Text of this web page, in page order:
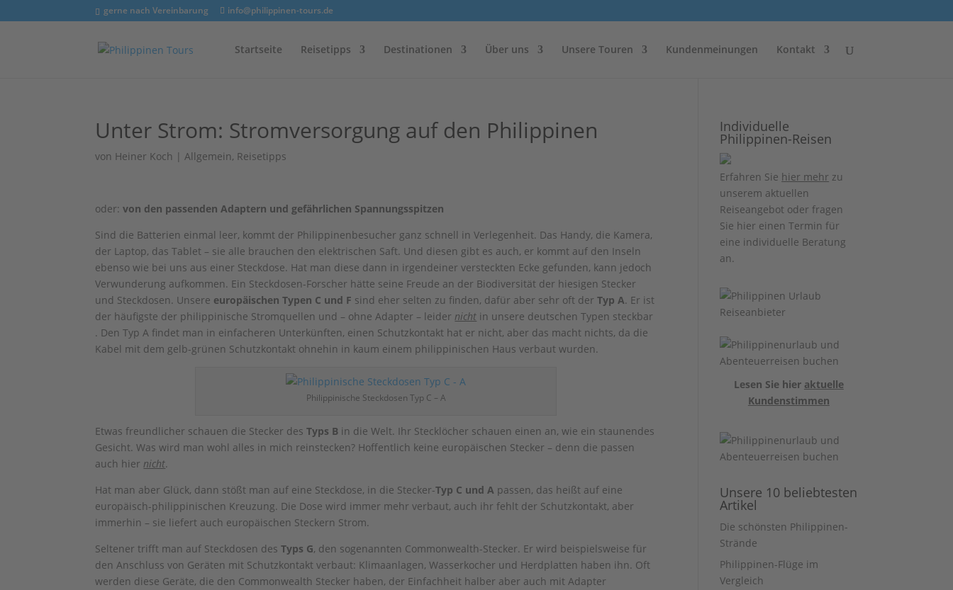
gerne nach Vereinbarung info@philippinen-tours.de
Startseite Reisetipps Destinationen Über uns Unsere Touren Kundenmeinungen Kontakt
Unter Strom: Stromversorgung auf den Philippinen
von Heiner Koch |Allgemein, Reisetipps
oder:von den passenden Adaptern und gefährlichen Spannungsspitzen
Sind die Batterien einmal leer, kommt der Philippinenbesucher ganz schnell in Verlegenheit. Das Handy, die Kamera,
der Laptop, das Tablet – sie alle brauchen den elektrischen Saft. Und diesen gibt es auch, er kommt auf den Inseln
ebenso wie bei uns aus einer Steckdose. Hat man diese dann in irgendeiner versteckten Ecke gefunden, kann jedoch
Verwunderung aufkommen. Ein Steckdosen-Forscher hätte seine Freude an der Biodiversität der hiesigen Stecker
und Steckdosen. Unsere europäischen Typen C und F sind eher selten zu finden, dafür aber sehr oft derTyp A. Er ist
der häufigste der philippinische Stromquellen und – ohne Adapter – leider nicht in unsere deutschen Typen steckbar
. Den Typ A findet man in einfacheren Unterkünften, einen Schutzkontakt hat er nicht, aber das macht nichts, da die
Kabel mit dem gelb-grünen Schutzkontakt ohnehin in kaum einem philippinischen Haus verbaut wurden.
Philippinische Steckdosen Typ C – A
Etwas freundlicher schauen die Stecker desTyps B in die Welt. Ihr Stecklöcher schauen einen an, wie ein staunendes
Gesicht. Was wird man wohl alles in mich reinstecken? Hoffentlich keine europäischen Stecker – denn die passen
auch hier nicht.
Hat man aber Glück, dann stößt man auf eine Steckdose, in die Stecker-Typ C undA passen, das heißt auf eine
europäisch-philippinischen Kreuzung. Die Dose wird immer mehr verbaut, auch ihr fehlt der Schutzkontakt, aber
immerhin – sie liefert auch europäischen Steckern Strom.
Seltener trifft man auf Steckdosen desTyps G, den sogenannten Commonwealth-Stecker. Er wird beispielsweise für
den Anschluss von Geräten mit Schutzkontakt verbaut: Klimaanlagen, Wasserkocher und Herdplatten haben ihn. Oft
werden diese Geräte, die den Commonwealth Stecker haben, der Einfachheit halber aber auch mit Adapter
Individuelle
Philippinen-Reisen
Erfahren Sie hier mehr zu
unserem aktuellen
Reiseangebot oder fragen
Sie hier einen Termin für
eine individuelle Beratung
an.
Lesen Sie hier aktuelle
Kundenstimmen
Unsere 10 beliebtesten
Artikel
Die schönsten Philippinen-
Strände
Philippinen-Flüge im
Vergleich